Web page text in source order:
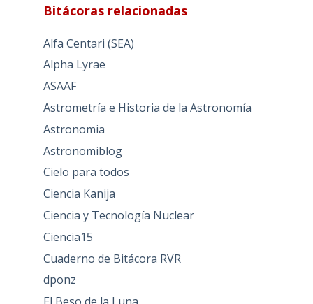
Bitácoras relacionadas
Alfa Centari (SEA)
Alpha Lyrae
ASAAF
Astrometría e Historia de la Astronomía
Astronomia
Astronomiblog
Cielo para todos
Ciencia Kanija
Ciencia y Tecnología Nuclear
Ciencia15
Cuaderno de Bitácora RVR
dponz